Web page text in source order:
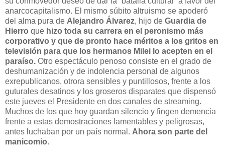
anarcocapitalismo. El mismo súbito altruismo se apoderó
del alma pura de Alejandro Álvarez, hijo de Guardia de
Hierro que hizo toda su carrera en el peronismo más
corporativo y que de pronto hace méritos a los gritos en
televisión para que los hermanos Milei lo acepten en el
paraíso. Otro espectáculo penoso consiste en el grado de
deshumanización y de indolencia personal de algunos
exrepublicanos, otrora sensibles y puntillosos, frente a los
guturales desatinos y los groseros disparates que dispensó
este jueves el Presidente en dos canales de streaming.
Muchos de los que hoy guardan silencio y fingen demencia
frente a estas demostraciones lamentables y peligrosas,
antes luchaban por un país normal. Ahora son parte del
manicomio.